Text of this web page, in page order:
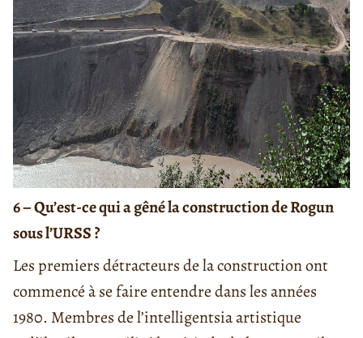
6 – Qu’est-ce qui a gêné la construction de Rogun
sous l’URSS ?
Les premiers détracteurs de la construction ont
commencé à se faire entendre dans les années
1980. Membres de l’intelligentsia artistique